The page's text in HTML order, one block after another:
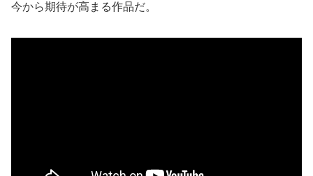
今から期待が高まる作品だ。